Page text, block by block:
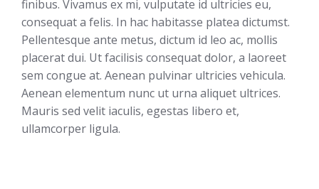
finibus. Vivamus ex mi, vulputate id ultricies eu,
consequat a felis. In hac habitasse platea dictumst.
Pellentesque ante metus, dictum id leo ac, mollis
placerat dui. Ut facilisis consequat dolor, a laoreet
sem congue at. Aenean pulvinar ultricies vehicula.
Aenean elementum nunc ut urna aliquet ultrices.
Mauris sed velit iaculis, egestas libero et,
ullamcorper ligula.